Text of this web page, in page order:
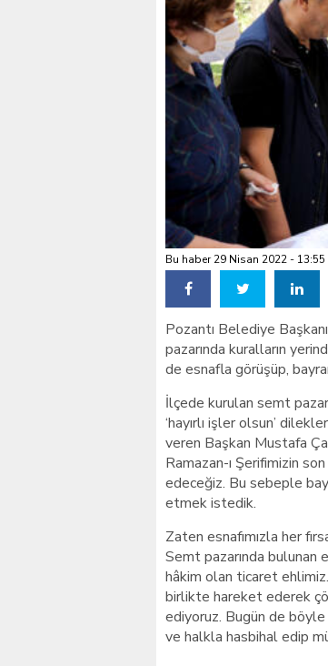
VALİ
Bu haber 29 Nisan 2022 -
Pozantı Belediye
pazarında kuralların
de esnafla görüşüp,
İlçede kurulan semt
‘hayırlı işler olsun’
veren Başkan Mustafa
Ramazan-ı Şerifimizin
edeceğiz. Bu sebeple
etmek istedik.
Zaten esnafımızla her
Semt pazarında bulunan
hâkim olan ticaret ehlimiz.
birlikte hareket ederek
ediyoruz. Bugün de
ve halkla hasbihal edip